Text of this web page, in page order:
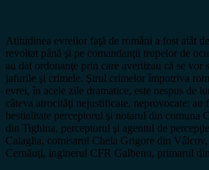
Atitudinea evreilor faţă de români a fost atât
revoltat până şi pe comandanţii trupelor de
au dat ordonanţe prin care avertizau că se vor
jafurile şi crimele. Şirul crimelor împotriva
evrei, în acele zile dramatice, este nespus de
câteva atrocităţi nejustificate, neprovocate: au
bestialitate perceptorul şi notarul din comuna
din Tighina, perceptorul şi agentul de
Calaglia, comisarul Chela Grigore din
Cernăuţi, inginerul CFR Galbenu, primarul